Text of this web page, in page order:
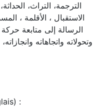
الترجمة، التراث،
الاستقبال ، الأقلمة ،
الرسالة إلى متابعة
وتحولاته واتجاهاته
: